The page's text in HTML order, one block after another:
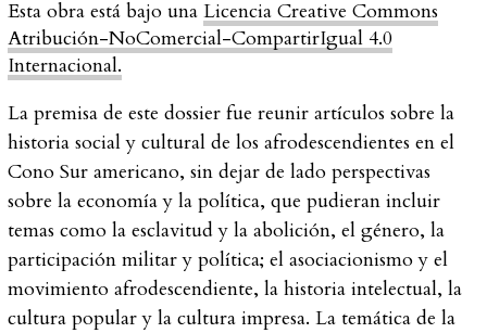
Esta obra está bajo una Licencia Creative Commons
Atribución-NoComercial-CompartirIgual 4.0
Internacional.
La premisa de este dossier fue reunir artículos sobre la
historia social y cultural de los afrodescendientes en el
Cono Sur americano, sin dejar de lado perspectivas
sobre la economía y la política, que pudieran incluir
temas como la esclavitud y la abolición, el género, la
participación militar y política; el asociacionismo y el
movimiento afrodescendiente, la historia intelectual, la
cultura popular y la cultura impresa. La temática de la